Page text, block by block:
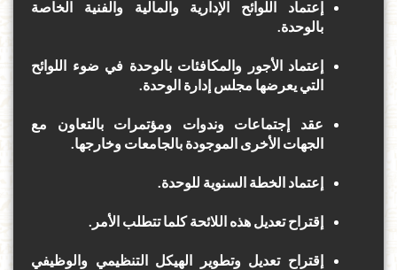
إعتماد اللوائح الإدارية والمالية والفنية الخاصة
بالوحدة.
إعتماد الأجور والمكافئات بالوحدة في ضوء اللوائح
التي يعرضها مجلس إدارة الوحدة.
عقد إجتماعات وندوات ومؤتمرات بالتعاون مع
الجهات الأخرى الموجودة بالجامعات وخارجها.
إعتماد الخطة السنوية للوحدة.
إقتراح تعديل هذه اللائحة كلما تتطلب الأمر.
إقتراح تعديل وتطوير الهيكل التنظيمي والوظيفي